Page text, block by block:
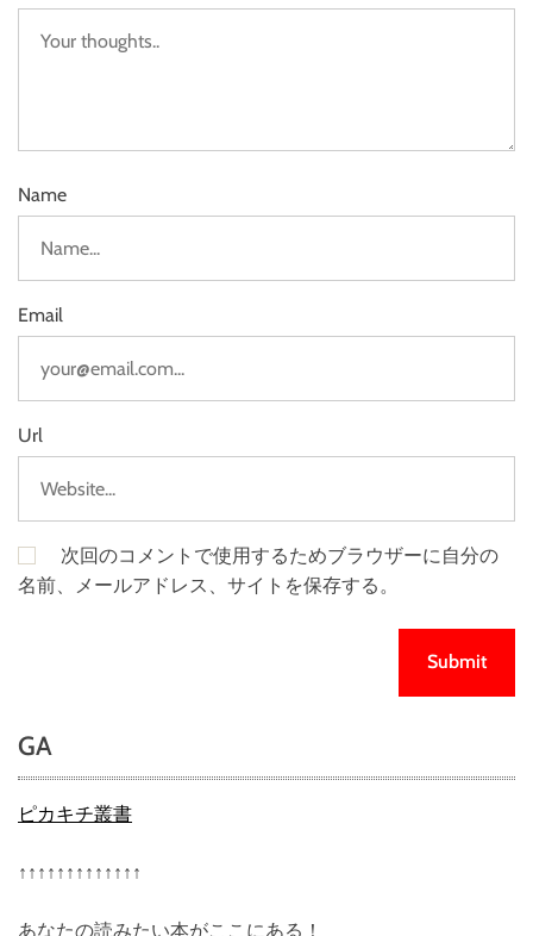
Name
Email
Url
次回のコメントで使用するためブラウザーに自分の
名前、メールアドレス、サイトを保存する。
GA
ピカキチ叢書
↑↑↑↑↑↑↑↑↑↑↑↑↑
あなたの読みたい本がここにある！